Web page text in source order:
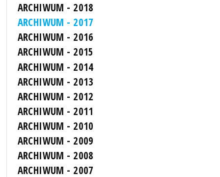
ARCHIWUM - 2018
ARCHIWUM - 2017
ARCHIWUM - 2016
ARCHIWUM - 2015
ARCHIWUM - 2014
ARCHIWUM - 2013
ARCHIWUM - 2012
ARCHIWUM - 2011
ARCHIWUM - 2010
ARCHIWUM - 2009
ARCHIWUM - 2008
ARCHIWUM - 2007